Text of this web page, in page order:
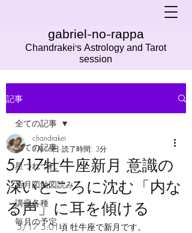
gabriel-no-rappa
Chandrakei's Astrology and Tarot
session
記事
全ての記事
星つれづれ
新月図蝕図読み
講座各種
毎月の予定
全ての記事
5/17牡牛座新月 意識の
深いところに沈む「内な
る声」に耳を傾ける
chandrakei
5月16日 読了時間: 3分
5/17 5:01頃 牡牛座で新月です。